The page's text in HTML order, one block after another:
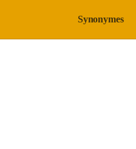
Synonymes